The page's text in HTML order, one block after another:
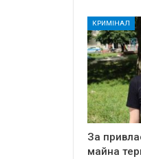
КРИМІНАЛ
За
майна